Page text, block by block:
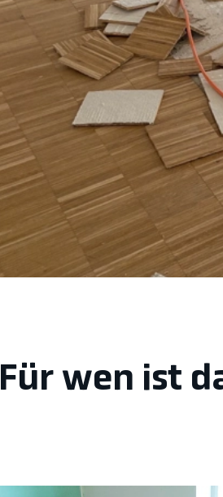
Für wen ist